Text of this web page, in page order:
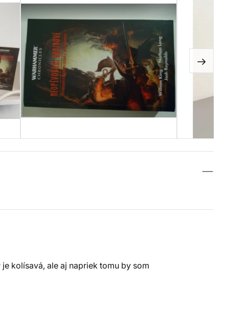
kolísavá, ale aj napriek tomu by som